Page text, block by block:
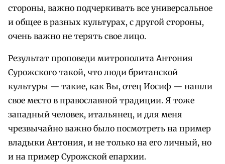
стороны, важно подчеркивать все универсальное
и общее в разных культурах, с другой стороны,
очень важно не терять свое лицо.
Результат проповеди митрополита Антония
Сурожского такой, что люди британской
культуры — такие, как Вы, отец Иосиф — нашли
свое место в православной традиции. Я тоже
западный человек, итальянец, и для меня
чрезвычайно важно было посмотреть на пример
владыки Антония, и не только на его личный, но
и на пример Сурожской епархии.